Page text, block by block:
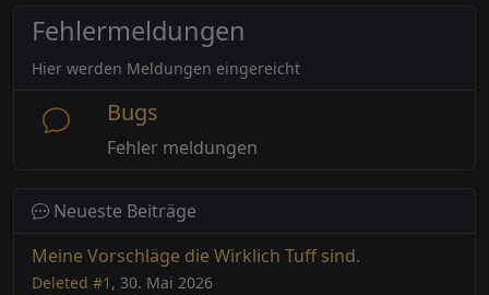
Fehlermeldungen
Hier werden Meldungen eingereicht
Bugs
Fehler meldungen
Neueste Beiträge
Meine Vorschläge die Wirklich Tuff sind.
Deleted #1 , 30. Mai 2026